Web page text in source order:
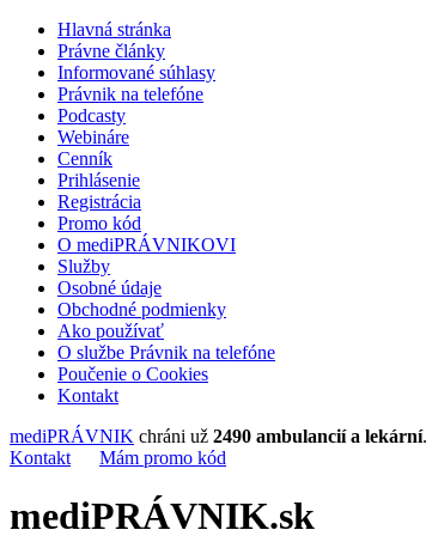
Hlavná stránka
Právne články
Informované súhlasy
Právnik na telefóne
Podcasty
Webináre
Cenník
Prihlásenie
Registrácia
Promo kód
O mediPRÁVNIKOVI
Služby
Osobné údaje
Obchodné podmienky
Ako používať
O službe Právnik na telefóne
Poučenie o Cookies
Kontakt
mediPRÁVNIK chráni už 2490 ambulancií a lekární.
Kontakt
Mám promo kód
mediPRÁVNIK.sk